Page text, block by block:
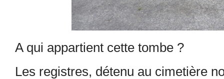
A qui appartient cette tombe ?
Les registres, détenu au cimetière